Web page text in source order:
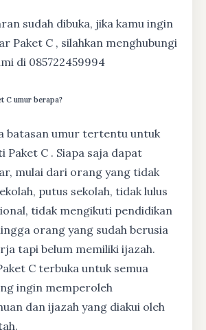
sudah dibuka, jika kamu ingin
Paket C , silahkan menghubungi
di 085722459994
C umur berapa?
batasan umur tertentu untuk
Paket C . Siapa saja dapat
mulai dari orang yang tidak
putus sekolah, tidak lulus
tidak mengikuti pendidikan
orang yang sudah berusia
tapi belum memiliki ijazah.
C terbuka untuk semua
ingin memperoleh
dan ijazah yang diakui oleh